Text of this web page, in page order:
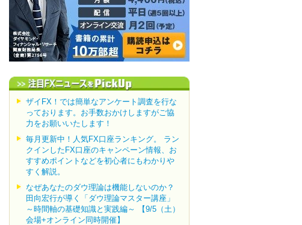
ザイFX！では簡単なアンケート調査を行な
っております。お手数おかけしますがご協
力をお願いいたします！
毎月更新中！人気FX口座ランキング。 ラン
クインしたFX口座のキャンペーン情報、お
すすめポイントなどを初心者にもわかりや
すく解説。
なぜあなたのダウ理論は機能しないのか？
田向宏行が導く「ダウ理論マスター講座」
～時間軸の基礎知識と実践編～ 【9/5（土）
会場+オンライン同時開催】